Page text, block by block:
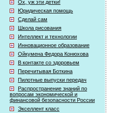
Ох, уж эти детки!
Юридическая помощь
Сделай сам
Школа рисования
Интеллект и технологии
Инновационное образование
Ойкумена Федора Конюхова
В контакте со здоровьем
Перечитывая Боткина
Пилотные выпуски передач
Распространение знаний по
вопросам экономической и
финансовой безопасности России
Экселлент класс